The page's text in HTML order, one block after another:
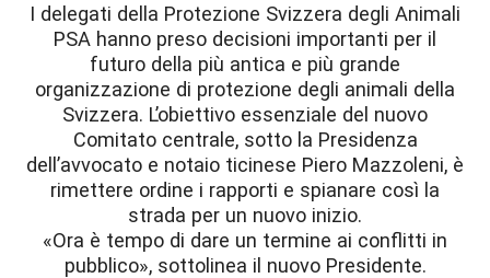
I delegati della Protezione Svizzera degli Animali
PSA hanno preso decisioni importanti per il
futuro della più antica e più grande
organizzazione di protezione degli animali della
Svizzera. L’obiettivo essenziale del nuovo
Comitato centrale, sotto la Presidenza
dell’avvocato e notaio ticinese Piero Mazzoleni, è
rimettere ordine i rapporti e spianare così la
strada per un nuovo inizio.
«Ora è tempo di dare un termine ai conflitti in
pubblico», sottolinea il nuovo Presidente.